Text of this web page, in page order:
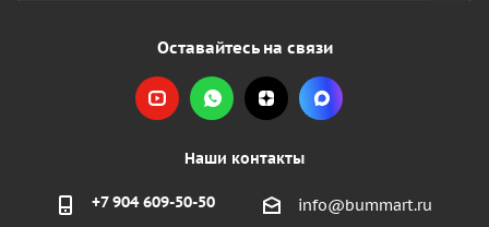
Оставайтесь на связи
Наши контакты
+7 904 609-50-50 info@bummart.ru